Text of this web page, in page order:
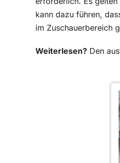
kann dazu führen,
im Zuschauerbereich
Weiterlesen? Den